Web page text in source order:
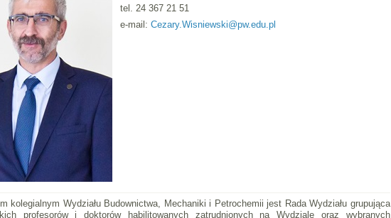
tel. 24 367 21 51
e-mail:Cezary.Wisniewski@pw.edu.pl
kolegialnym Wydziału Budownictwa, Mechaniki i Petrochemii jest Rada Wydziału grupująca
profesorów i doktorów habilitowanych zatrudnionych na Wydziale oraz wybranych